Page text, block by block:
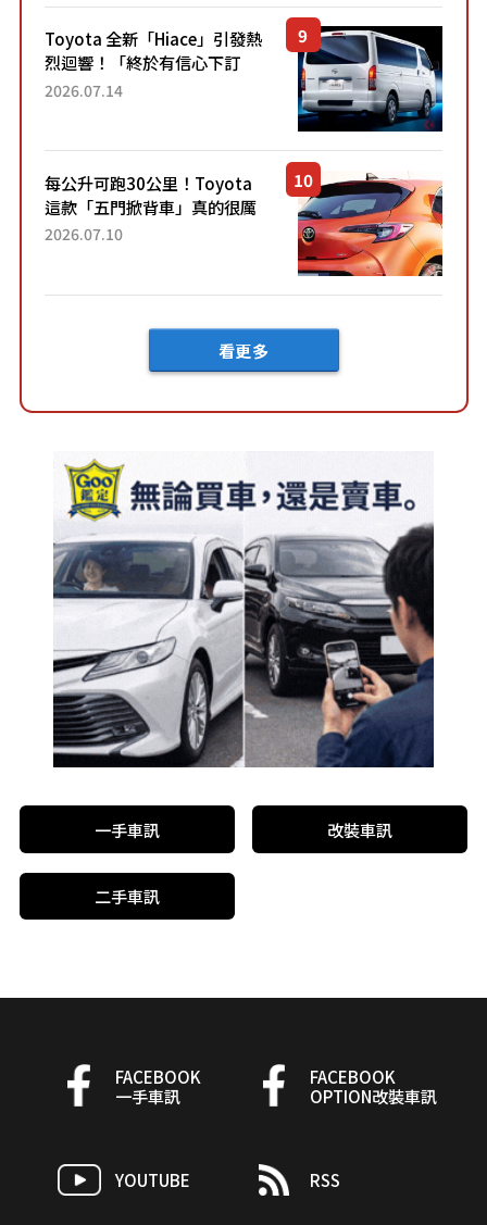
「三...
Toyota 全新「Hiace」引發熱
烈迴響！「終於有信心下訂
了！」「哪個等級交車最
車？...
2026.07.14
每公升可跑30公里！Toyota
這款「五門掀背車」真的很厲
害！ 擁有全長4.3公尺的「剛剛
2026.07.10
看更多
一手車訊 改裝車訊
二手車訊
FACEBOOK
一手車訊
FACEBOOK
OPTION改裝車訊
YOUTUBE RSS